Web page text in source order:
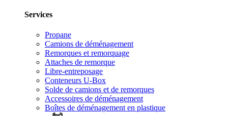
Services
Propane
Camions de déménagement
Remorques et remorquage
Attaches de remorque
Libre-entreposage
Conteneurs U-Box
Solde de camions et de remorques
Accessoires de déménagement
Boîtes de déménagement en plastique